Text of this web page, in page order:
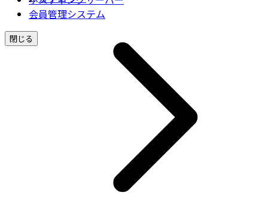
会員管理システム
閉じる